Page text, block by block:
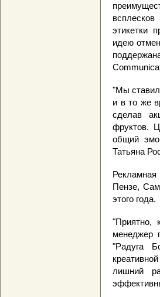
этикетки
идею
"Мы
и в то же
сделав
фруктов.
общий
Татьяна
Пензе,
этого года.
"Приятно,
менеджер
"Радуга
лишний